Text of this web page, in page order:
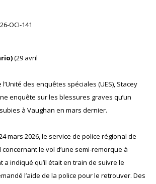
OCI-141
(29 avril
des enquêtes spéciales (UES), Stacey
enquête sur les blessures graves qu’un
à Vaughan en mars dernier.
mars 2026, le service de police régional de
le vol d’une semi-remorque à
a indiqué qu’il était en train de suivre le
l’aide de la police pour le retrouver. Des